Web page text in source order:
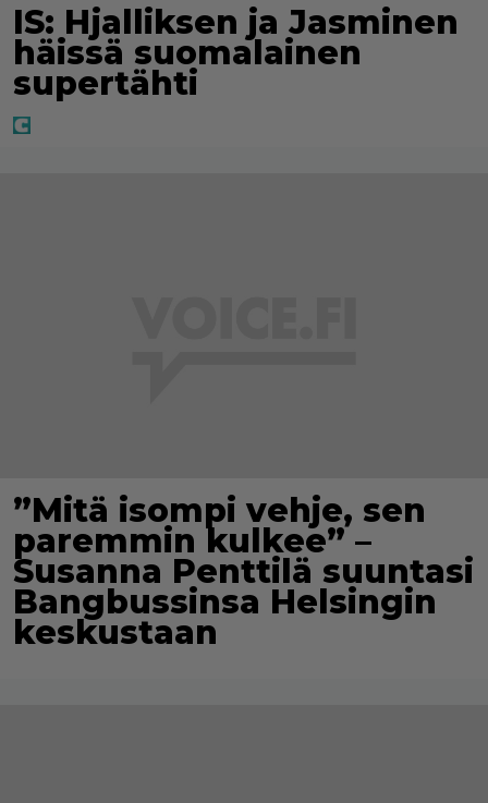
IS: Hjalliksen ja Jasminen
häissä suomalainen
supertähti
”Mitä isompi vehje, sen
paremmin kulkee” –
Susanna Penttilä suuntasi
Bangbussinsa Helsingin
keskustaan